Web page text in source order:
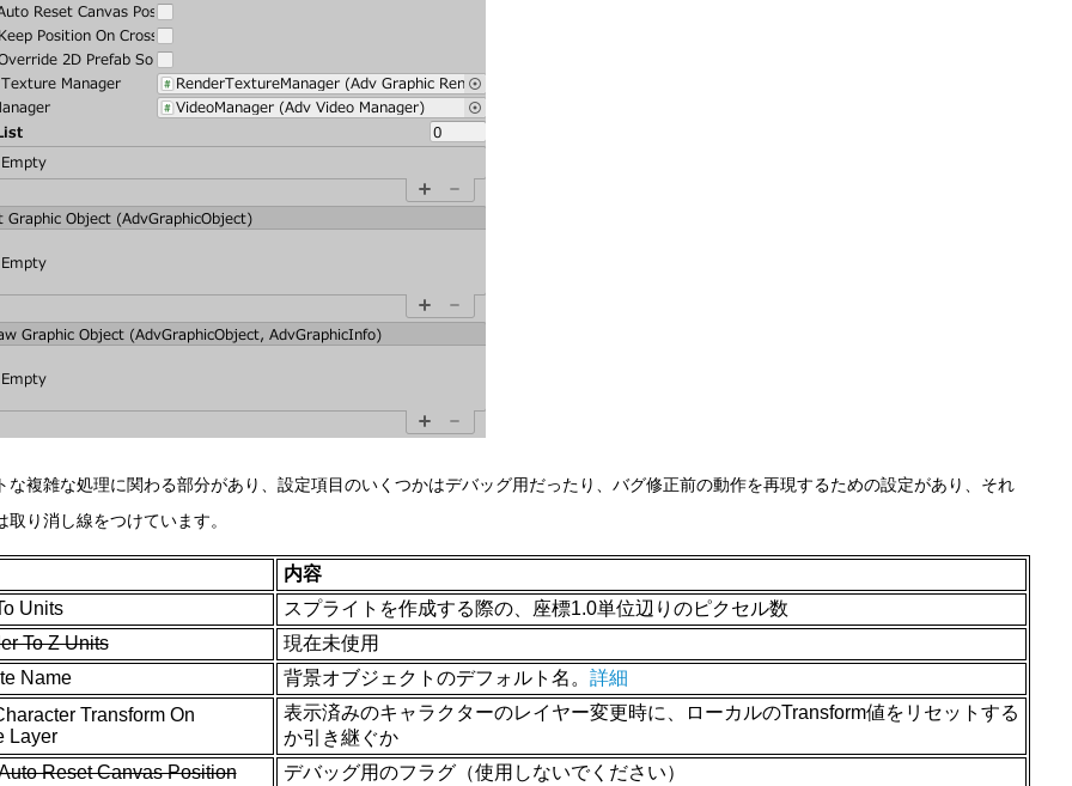
な複雑な処理に関わる部分があり、設定項目のいくつかはデバッグ用だったり、バグ修正前の動作を再現するための設定があり、それ
取り消し線をつけています。
内容
Units
スプライトを作成する際の、座標1.0単位辺りのピクセル数
To Z Units
現在未使用
Name
背景オブジェクトのデフォルト名。 詳細
Transform On
Layer
表示済みのキャラクターのレイヤー変更時に、ローカルのTransform値をリセットする
か引き継ぐか
Reset Canvas Position
デバッグ用のフラグ（使用しないでください）